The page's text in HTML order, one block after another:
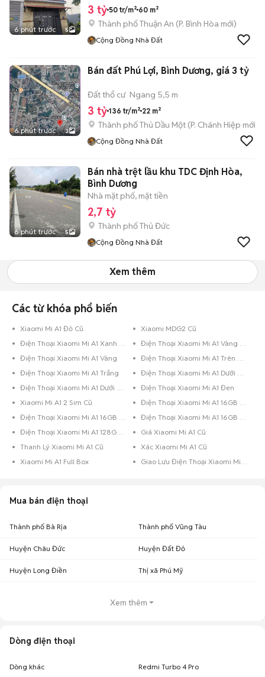
6 phút trước 5
3 tỷ 50 tr/m² 60 m²
Thành phố Thuận An (P. Bình Hòa mới)
Cộng Đồng Nhà Đất
6 phút trước 3
Bán đất Phú Lợi, Bình Dương, giá 3 tỷ
Đất thổ cư Ngang 5,5 m
3 tỷ 136 tr/m² 22 m²
Thành phố Thủ Dầu Một (P. Chánh Hiệp mới)
Cộng Đồng Nhà Đất
6 phút trước 5
Bán nhà trệt lầu khu TDC Định Hòa,
Bình Dương
Nhà mặt phố, mặt tiền
2,7 tỷ
Thành phố Thủ Đức
Cộng Đồng Nhà Đất
Xem thêm
Các từ khóa phổ biến
Xiaomi Mi A1 Đỏ Cũ
Xiaomi MDG2 Cũ
Điện Thoại Xiaomi Mi A1 Xanh Dương
Điện Thoại Xiaomi Mi A1 Vàng Hồng
Điện Thoại Xiaomi Mi A1 Vàng
Điện Thoại Xiaomi Mi A1 Trên 256GB Đỏ
Điện Thoại Xiaomi Mi A1 Trắng
Điện Thoại Xiaomi Mi A1 Dưới 8GB Đen Bóng
Điện Thoại Xiaomi Mi A1 Dưới 8GB Đen
Điện Thoại Xiaomi Mi A1 Đen
Xiaomi Mi A1 2 Sim Cũ
Điện Thoại Xiaomi Mi A1 16GB Vàng
Điện Thoại Xiaomi Mi A1 16GB Trắng
Điện Thoại Xiaomi Mi A1 16GB Đen
Điện Thoại Xiaomi Mi A1 128GB Đen
Giá Xiaomi Mi A1 Cũ
Thanh Lý Xiaomi Mi A1 Cũ
Xác Xiaomi Mi A1 Cũ
Xiaomi Mi A1 Full Box
Giao Lưu Điện Thoại Xiaomi Mi A1
Mua bán điện thoại
Thành phố Bà Rịa Thành phố Vũng Tàu
Huyện Châu Đức Huyện Đất Đỏ
Huyện Long Điền Thị xã Phú Mỹ
Xem thêm
Dòng điện thoại
Dòng khác Redmi Turbo 4 Pro